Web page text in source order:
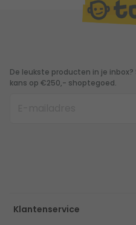
De leukste producten in je
kans op €250,- shoptegoed.
Klantenservice